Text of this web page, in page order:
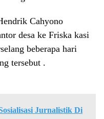
Cahyono
desa ke Friska kasi
beberapa hari
tersebut .
Jurnalistik Di